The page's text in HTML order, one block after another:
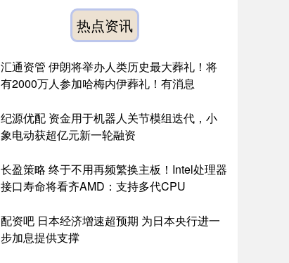
热点资讯
汇通资管 伊朗将举办人类历史最大葬礼！将
有2000万人参加哈梅内伊葬礼！有消息
纪源优配 资金用于机器人关节模组迭代，小
象电动获超亿元新一轮融资
长盈策略 终于不用再频繁换主板！Intel处理器
接口寿命将看齐AMD：支持多代CPU
配资吧 日本经济增速超预期 为日本央行进一
步加息提供支撑